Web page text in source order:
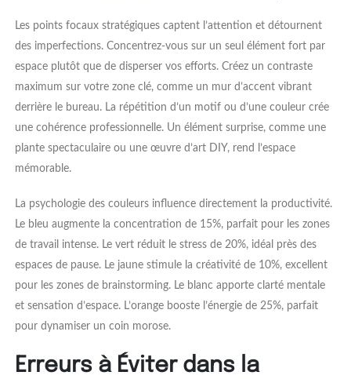
Les points focaux stratégiques captent l’attention et détournent
des imperfections. Concentrez-vous sur un seul élément fort par
espace plutôt que de disperser vos efforts. Créez un contraste
maximum sur votre zone clé, comme un mur d’accent vibrant
derrière le bureau. La répétition d’un motif ou d’une couleur crée
une cohérence professionnelle. Un élément surprise, comme une
plante spectaculaire ou une œuvre d’art DIY, rend l’espace
mémorable.
La psychologie des couleurs influence directement la productivité.
Le bleu augmente la concentration de 15%, parfait pour les zones
de travail intense. Le vert réduit le stress de 20%, idéal près des
espaces de pause. Le jaune stimule la créativité de 10%, excellent
pour les zones de brainstorming. Le blanc apporte clarté mentale
et sensation d’espace. L’orange booste l’énergie de 25%, parfait
pour dynamiser un coin morose.
Erreurs à Éviter dans la